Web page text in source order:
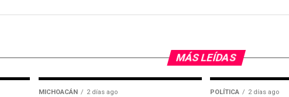
MÁS LEÍDAS
MICHOACÁN 2 días ago POLÍTICA 2 días ago